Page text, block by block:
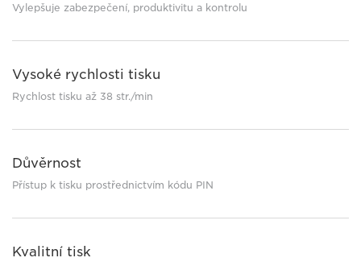
Vylepšuje zabezpečení, produktivitu a kontrolu
Vysoké rychlosti tisku
Rychlost tisku až 38 str./min
Důvěrnost
Přístup k tisku prostřednictvím kódu PIN
Kvalitní tisk